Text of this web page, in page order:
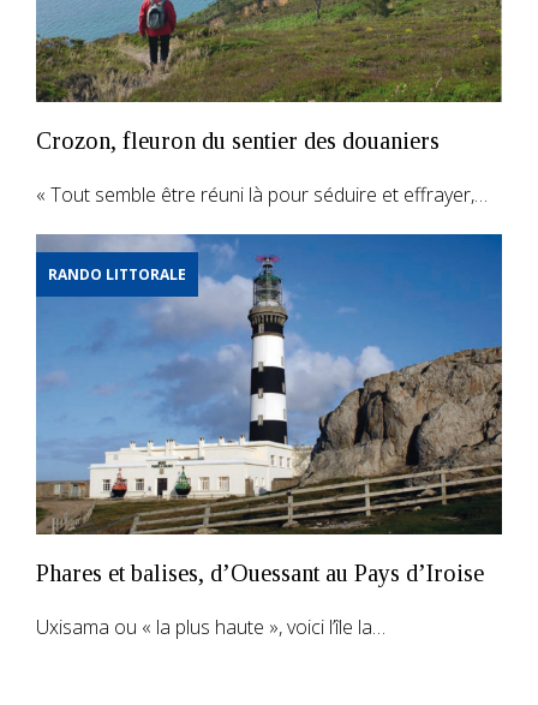
Crozon, fleuron du sentier des douaniers
« Tout semble être réuni là pour séduire et effrayer,…
RANDO LITTORALE
Phares et balises, d’Ouessant au Pays d’Iroise
Uxisama ou « la plus haute », voici l’île la…